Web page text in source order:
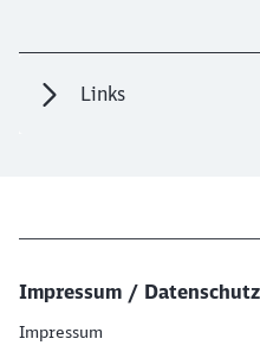
Links
Impressum / Datenschutz
Impressum